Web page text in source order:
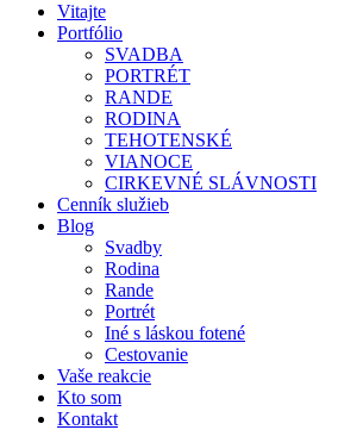
Vitajte
Portfólio
SVADBA
PORTRÉT
RANDE
RODINA
TEHOTENSKÉ
VIANOCE
CIRKEVNÉ SLÁVNOSTI
Cenník služieb
Blog
Svadby
Rodina
Rande
Portrét
Iné s láskou fotené
Cestovanie
Vaše reakcie
Kto som
Kontakt